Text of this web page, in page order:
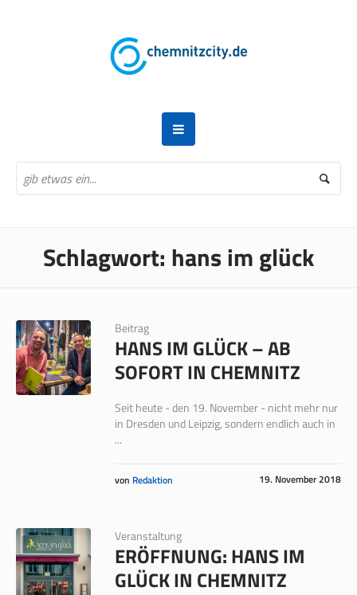
Schlagwort: hans im glück
Beitrag
HANS IM GLÜCK – AB
SOFORT IN CHEMNITZ
Seit heute - den 19. November - nicht mehr nur
in Dresden und Leipzig, sondern endlich auch in
...
19. November 2018
von Redaktion
Veranstaltung
ERÖFFNUNG: HANS IM
GLÜCK IN CHEMNITZ